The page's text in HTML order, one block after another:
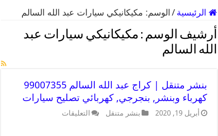
الرئيسية / الوسم: مكيكانيكي سيارات عبد الله السالم
أرشيف الوسم : مكيكانيكي سيارات عبد
الله السالم
بنشر متنقل | كراج عبد الله السالم 99007355
كهرباء وبنشر, بنجرجي, كهربائي تصليح سيارات
أبريل 19, 2020 بنشر متنقل التعليقات